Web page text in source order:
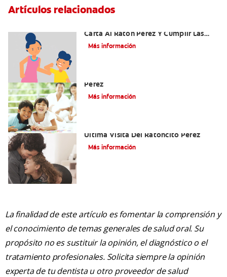
Artículos relacionados
Carta Al Ratón Pérez Y Cumplir Las
Fantasías De Su Hijo/A
Más información
Pérez
Más información
Última Visita Del Ratoncito Pérez
Más información
La finalidad de este artículo es fomentar la comprensión y
el conocimiento de temas generales de salud oral. Su
propósito no es sustituir la opinión, el diagnóstico o el
tratamiento profesionales. Solicita siempre la opinión
experta de tu dentista u otro proveedor de salud